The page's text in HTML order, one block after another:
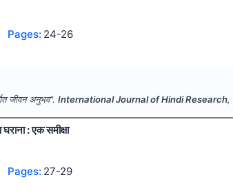
Pages: 24-26
जीवन अनुभव".International Journal of Hindi Research,
: एक समीक्षा
Pages: 27-29